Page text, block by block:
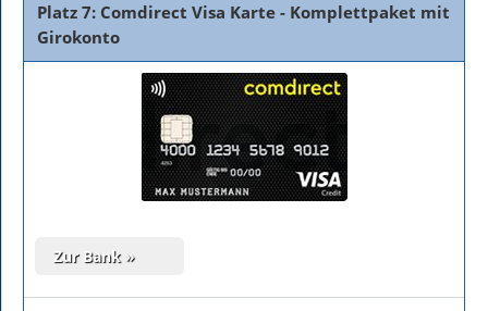
Platz 7: Comdirect Visa Karte - Komplettpaket mit
Girokonto